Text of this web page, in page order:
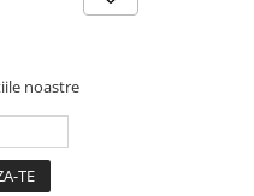
noastre